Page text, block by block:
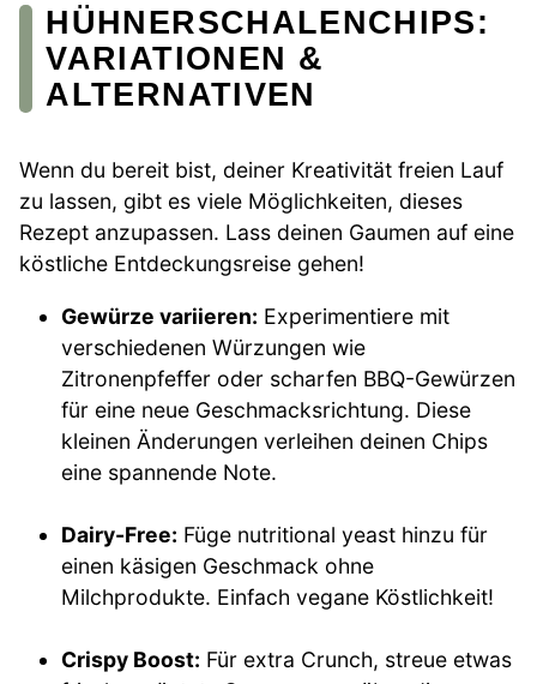
HÜHNERSCHALENCHIPS:
VARIATIONEN &
ALTERNATIVEN
Wenn du bereit bist, deiner Kreativität freien Lauf
zu lassen, gibt es viele Möglichkeiten, dieses
Rezept anzupassen. Lass deinen Gaumen auf eine
köstliche Entdeckungsreise gehen!
Gewürze variieren: Experimentiere mit
verschiedenen Würzungen wie
Zitronenpfeffer oder scharfen BBQ-Gewürzen
für eine neue Geschmacksrichtung. Diese
kleinen Änderungen verleihen deinen Chips
eine spannende Note.
Dairy-Free: Füge nutritional yeast hinzu für
einen käsigen Geschmack ohne
Milchprodukte. Einfach vegane Köstlichkeit!
Crispy Boost: Für extra Crunch, streue etwas